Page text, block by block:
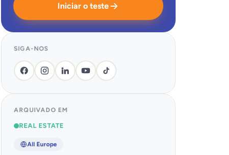
Iniciar o teste
SIGA-NOS
ARQUIVADO EM
REAL ESTATE
All Europe